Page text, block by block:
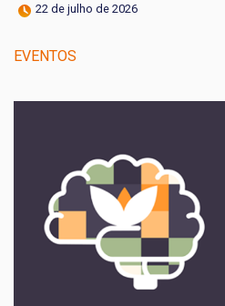
22 de julho de 2026
EVENTOS